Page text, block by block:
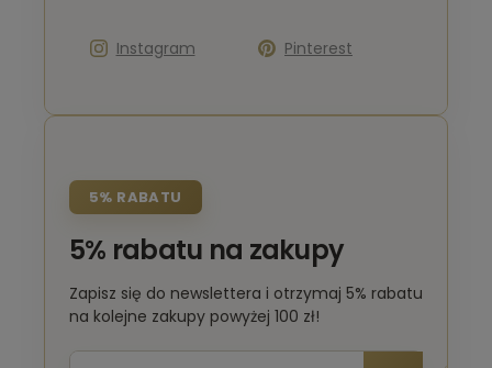
Instagram Pinterest
5% RABATU
5% rabatu na zakupy
Zapisz się do newslettera i otrzymaj 5% rabatu
na kolejne zakupy powyżej 100 zł!